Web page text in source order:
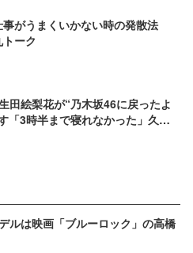
がうまくいかない時の発散法
ーク
田絵梨花が“乃木坂46に戻ったよ
「3時半まで寝れなかった」久々
ルは映画「ブルーロック」の高橋